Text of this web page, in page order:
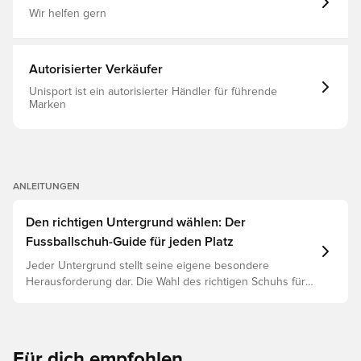
Wir helfen gern
Autorisierter Verkäufer
Unisport ist ein autorisierter Händler für führende
Marken
ANLEITUNGEN
Den richtigen Untergrund wählen: Der
Fussballschuh-Guide für jeden Platz
Jeder Untergrund stellt seine eigene besondere
Herausforderung dar. Die Wahl des richtigen Schuhs für